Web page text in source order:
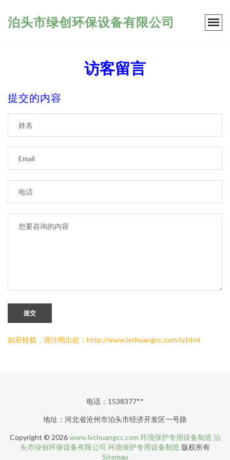
泊头市绿创环保设备有限公司
访客留言
提交的内容
提交
如若转载，请注明出处：http://www.lvchuangcc.com/ly.html
电话：1538377**
地址：河北省沧州市泊头市经济开发区一号路
Copyright © 2026www.lvchuangcc.com 环境保护专用设备制造 泊
头市绿创环保设备有限公司 环境保护专用设备制造 版权所有
Sitemap